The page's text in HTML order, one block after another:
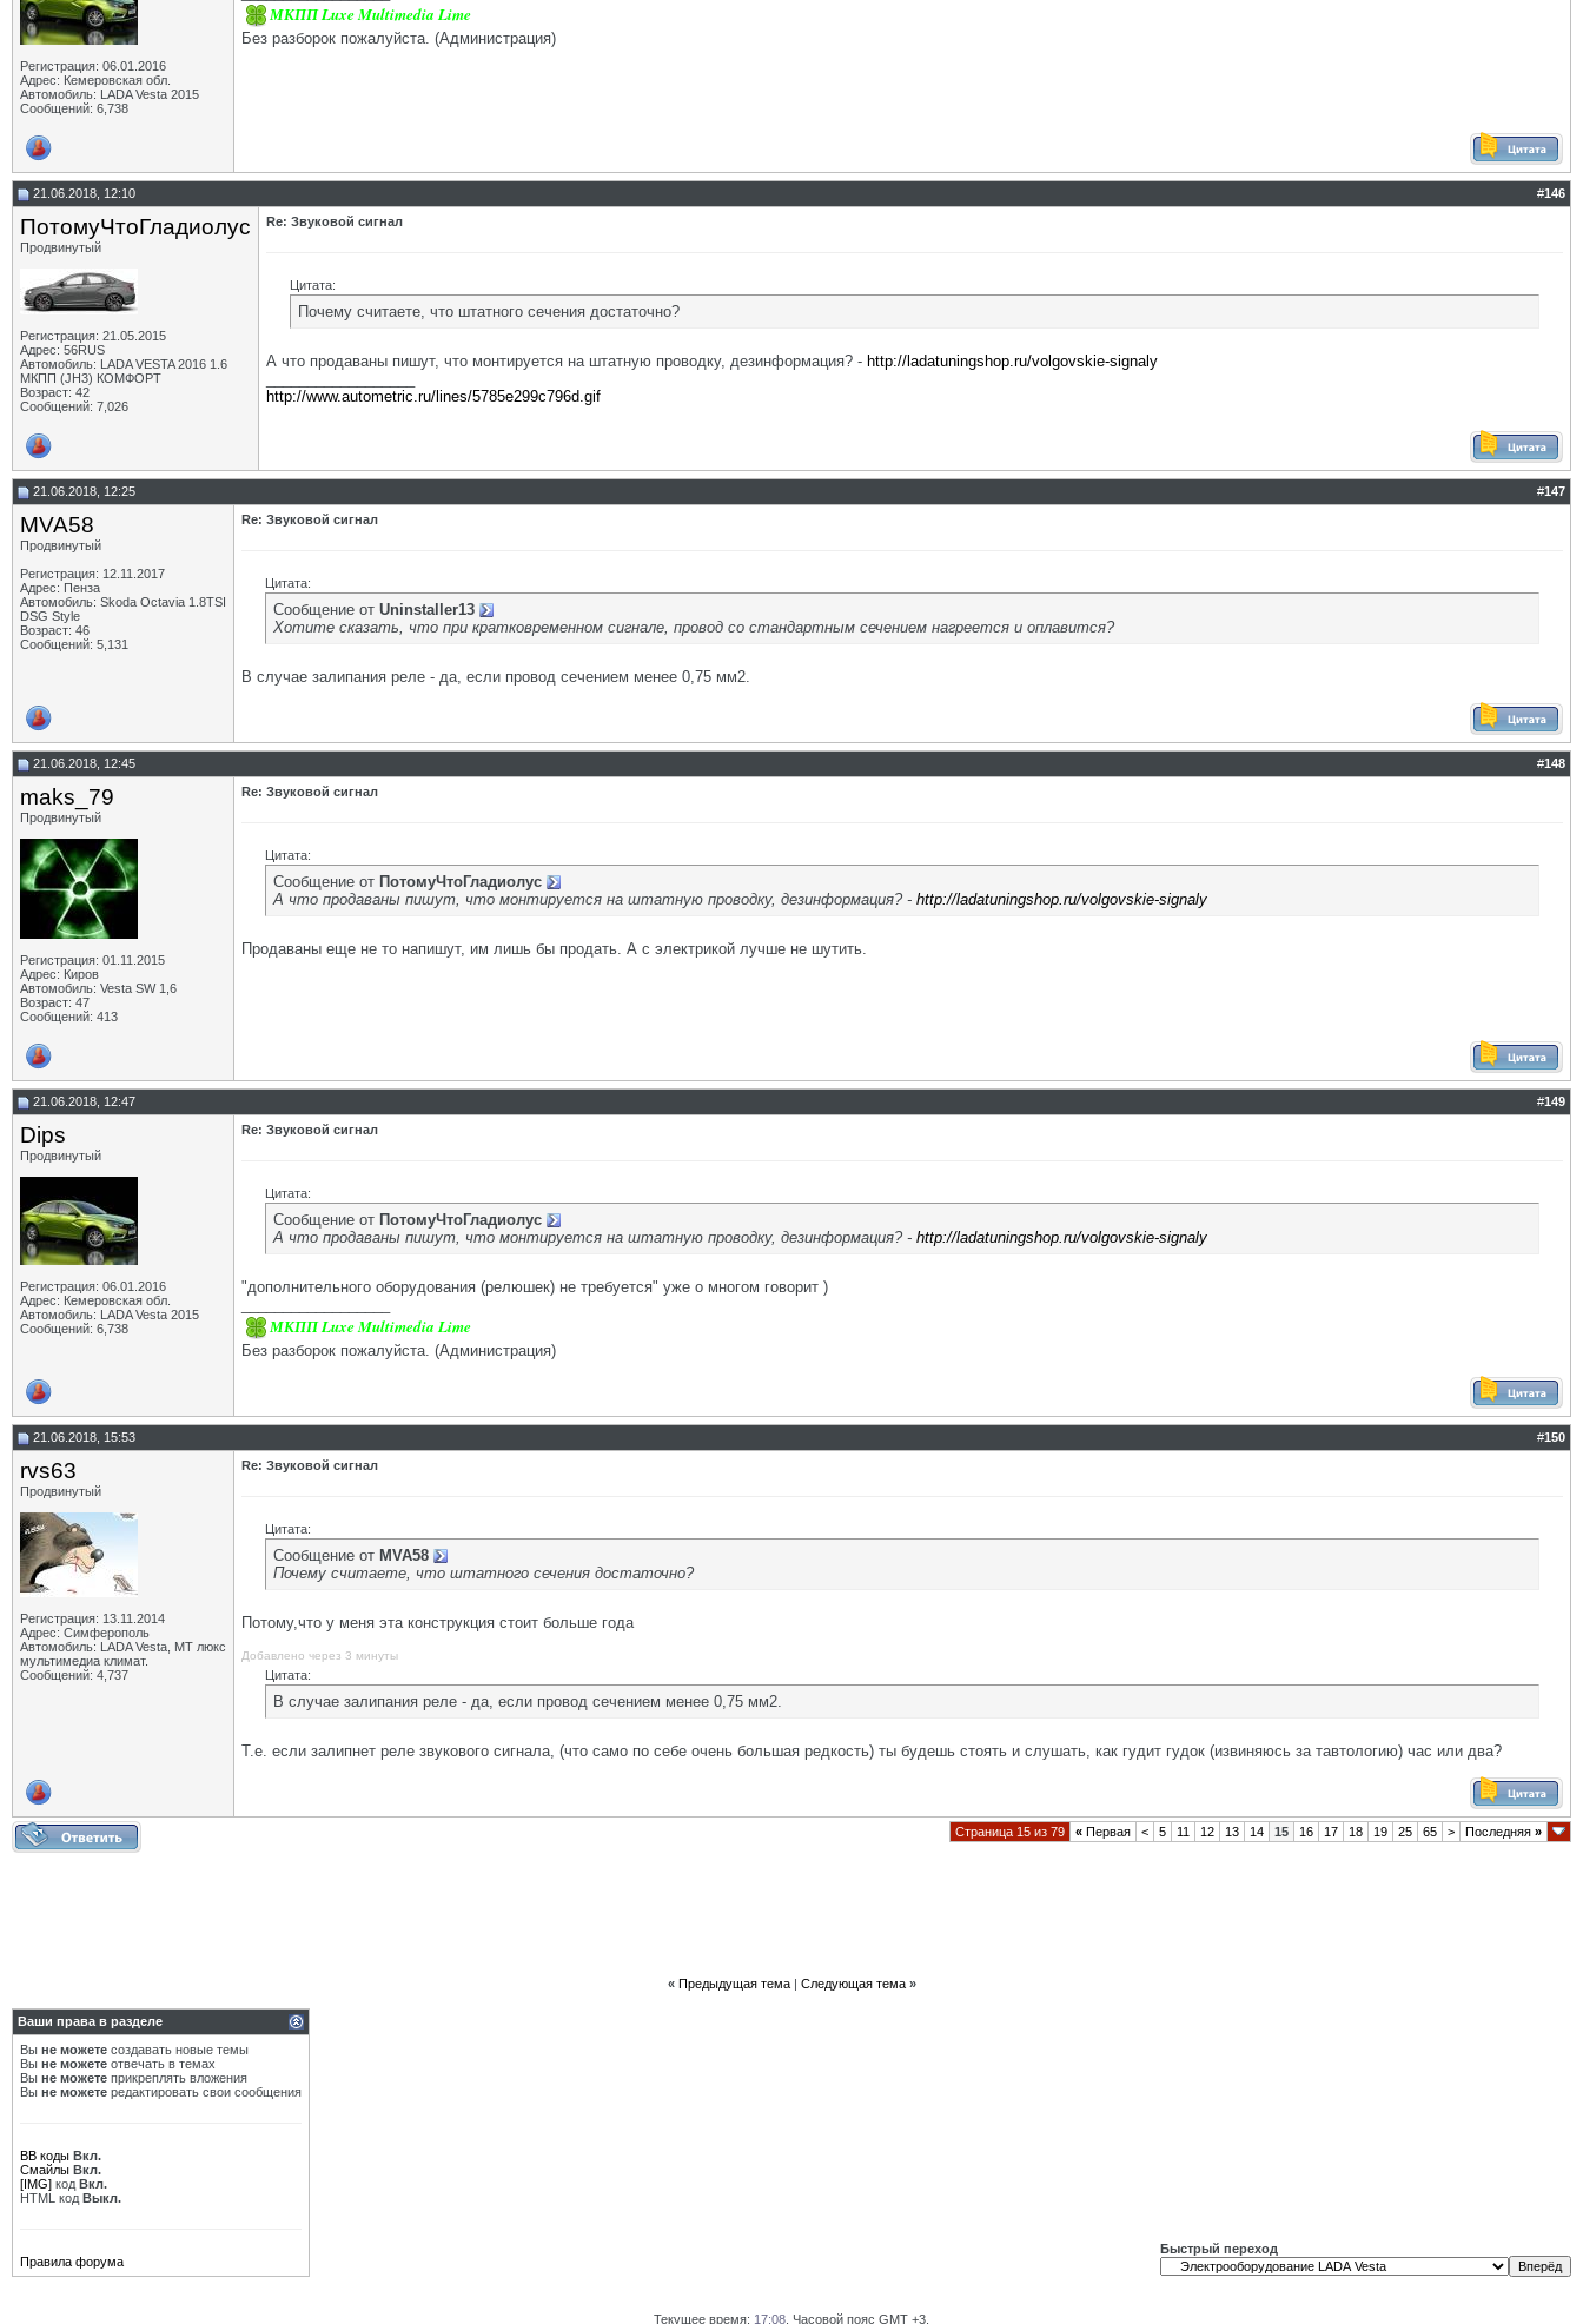
Регистрация: 06.01.2016
Адрес: Кемеровская обл.
Автомобиль: LADA Vesta 2015
Сообщений: 6,738
МКПП Luxe Multimedia Lime
Без разборок пожалуйста. (Администрация)
21.06.2018, 12:10 #146
ПотомуЧтоГладиолус
Продвинутый
Регистрация: 21.05.2015
Адрес: 56RUS
Автомобиль: LADA VESTA 2016 1.6
МКПП (JH3) КОМФОРТ
Возраст: 42
Сообщений: 7,026
Re: Звуковой сигнал
Цитата:
Почему считаете, что штатного сечения достаточно?
А что продаваны пишут, что монтируется на штатную проводку, дезинформация? - http://ladatuningshop.ru/volgovskie-signaly
http://www.autometric.ru/lines/5785e299c796d.gif
21.06.2018, 12:25 #147
MVA58
Продвинутый
Регистрация: 12.11.2017
Адрес: Пенза
Автомобиль: Skoda Octavia 1.8TSI
DSG Style
Возраст: 46
Сообщений: 5,131
Re: Звуковой сигнал
Цитата:
Сообщение от Uninstaller13
Хотите сказать, что при кратковременном сигнале, провод со стандартным сечением нагреется и оплавится?
В случае залипания реле - да, если провод сечением менее 0,75 мм2.
21.06.2018, 12:45 #148
maks_79
Продвинутый
Регистрация: 01.11.2015
Адрес: Киров
Автомобиль: Vesta SW 1,6
Возраст: 47
Сообщений: 413
Re: Звуковой сигнал
Цитата:
Сообщение от ПотомуЧтоГладиолус
А что продаваны пишут, что монтируется на штатную проводку, дезинформация? - http://ladatuningshop.ru/volgovskie-signaly
Продаваны еще не то напишут, им лишь бы продать. А с электрикой лучше не шутить.
21.06.2018, 12:47 #149
Dips
Продвинутый
Регистрация: 06.01.2016
Адрес: Кемеровская обл.
Автомобиль: LADA Vesta 2015
Сообщений: 6,738
Re: Звуковой сигнал
Цитата:
Сообщение от ПотомуЧтоГладиолус
А что продаваны пишут, что монтируется на штатную проводку, дезинформация? - http://ladatuningshop.ru/volgovskie-signaly
"дополнительного оборудования (релюшек) не требуется" уже о многом говорит )
МКПП Luxe Multimedia Lime
Без разборок пожалуйста. (Администрация)
21.06.2018, 15:53 #150
rvs63
Продвинутый
Регистрация: 13.11.2014
Адрес: Симферополь
Автомобиль: LADA Vesta, МТ люкс
мультимедиа климат.
Сообщений: 4,737
Re: Звуковой сигнал
Цитата:
Сообщение от MVA58
Почему считаете, что штатного сечения достаточно?
Потому,что у меня эта конструкция стоит больше года
Добавлено через 3 минуты
Цитата:
В случае залипания реле - да, если провод сечением менее 0,75 мм2.
Т.е. если залипнет реле звукового сигнала, (что само по себе очень большая редкость) ты будешь стоять и слушать, как гудит гудок (извиняюсь за тавтологию) час или два?
Страница 15 из 79 « Первая < 5 11 12 13 14 15 16 17 18 19 25 65 > Последняя »
« Предыдущая тема| Следующая тема »
Ваши права в разделе
Вы не можете создавать новые темы
Вы не можете отвечать в темах
Вы не можете прикреплять вложения
Вы не можете редактировать свои сообщения
BB коды Вкл.
Смайлы Вкл.
[IMG] код Вкл.
HTML код Выкл.
Правила форума
Быстрый переход
Текущее время: 17:08 . Часовой пояс GMT +3.